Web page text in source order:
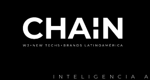
INTELIGENCIA